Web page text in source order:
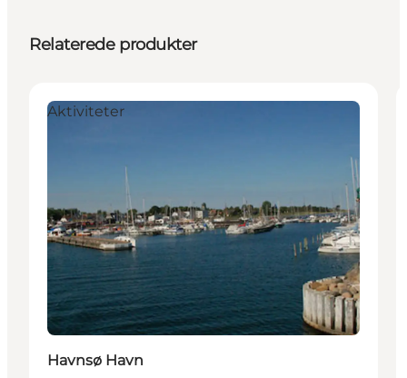
Relaterede produkter
Aktiviteter
Havnsø Havn